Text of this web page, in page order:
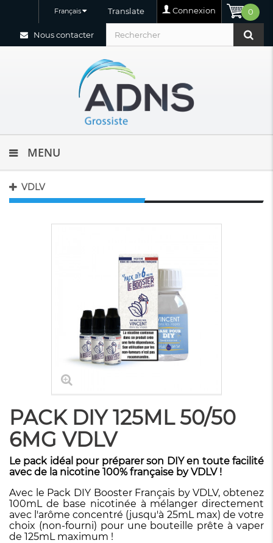
0
Connexion
Translate
Français
Nous contacter
MENU
VDLV
PACK DIY 125ML 50/50
6MG VDLV
Le pack idéal pour préparer son DIY en toute facilité
avec de la nicotine 100% française by VDLV !
Avec le Pack DIY Booster Français by VDLV, obtenez
100mL de base nicotinée à mélanger directement
avec l'arôme concentré (jusqu'à 25mL max) de votre
choix (non-fourni) pour une bouteille prête à vaper
de 125mL maximum !